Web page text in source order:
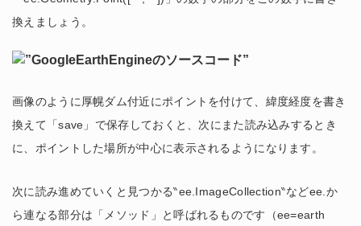
換えましょう。
画像のように厚幌ダム付近にポイントを付けて、緯度経度を書き
換えて「save」で保存しておくと、次にまた読み込みするとき
に、ポイントした場所が中心に表示されるようになります。
次に読み進めていくと見つかる‶ee.ImageCollection‶などee.か
ら連なる部分は「メソッド」と呼ばれるものです（ee=earth